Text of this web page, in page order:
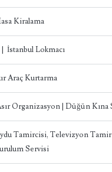
Kiralama
| İstanbul Lokmacı
Araç Kurtarma
Organizasyon | Düğün Kına
Tamircisi, Televizyon
Servisi